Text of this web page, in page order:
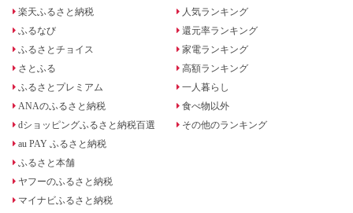
楽天ふるさと納税
ふるなび
ふるさとチョイス
さとふる
ふるさとプレミアム
ANAのふるさと納税
dショッピングふるさと納税百選
au PAY ふるさと納税
ふるさと本舗
ヤフーのふるさと納税
マイナビふるさと納税
人気ランキング
還元率ランキング
家電ランキング
高額ランキング
一人暮らし
食べ物以外
その他のランキング